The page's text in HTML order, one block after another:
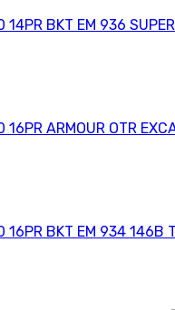
BKT EM 936
ARMOUR OTR
BKT EM 934 146B